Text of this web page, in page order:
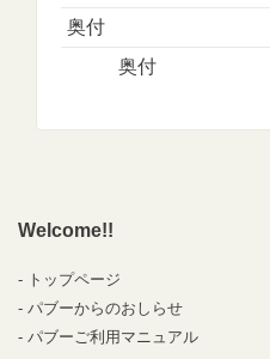
奥付
奥付
Welcome!!
トップページ
パブーからのおしらせ
パブーご利用マニュアル